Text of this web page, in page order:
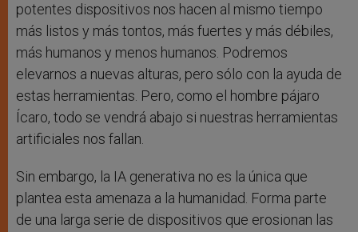
potentes dispositivos nos hacen al mismo tiempo
más listos y más tontos, más fuertes y más débiles,
más humanos y menos humanos. Podremos
elevarnos a nuevas alturas, pero sólo con la ayuda de
estas herramientas. Pero, como el hombre pájaro
Ícaro, todo se vendrá abajo si nuestras herramientas
artificiales nos fallan.
Sin embargo, la IA generativa no es la única que
plantea esta amenaza a la humanidad. Forma parte
de una larga serie de dispositivos que erosionan las